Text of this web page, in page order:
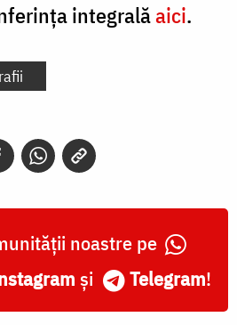
integralăaici.
noastre pe
și Telegram!